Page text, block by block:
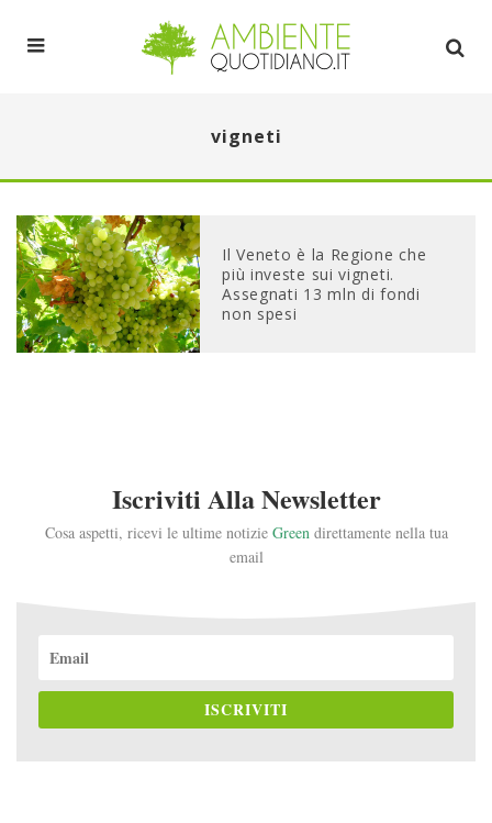
vigneti
Il Veneto è la Regione che
più investe sui vigneti.
Assegnati 13 mln di fondi
non spesi
Iscriviti Alla Newsletter
Cosa aspetti, ricevi le ultime notizie Greendirettamente nella tua
email
ISCRIVITI